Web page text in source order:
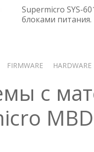
Supermicro SYS-
блоками питания.
FIRMWARE HARDWARE
с